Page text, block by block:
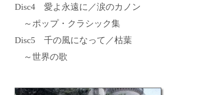
Disc4 愛よ永遠に／涙のカノン
～ポップ・クラシック集
Disc5 千の風になって／枯葉
～世界の歌